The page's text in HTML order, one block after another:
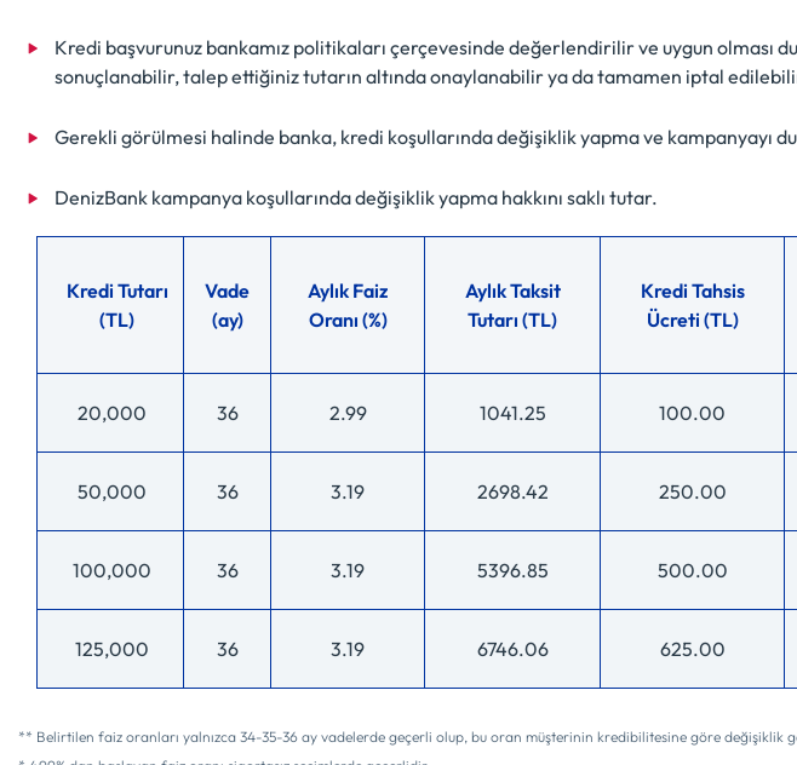
Kredi başvurunuz bankamız politikaları çerçevesinde değerlendirilir ve uygun olması
sonuçlanabilir, talep ettiğiniz tutarın altında onaylanabilir ya da tamamen iptal
Gerekli görülmesi halinde banka, kredi koşullarında değişiklik yapma ve kampanyayı
DenizBank kampanya koşullarında değişiklik yapma hakkını saklı tutar.
Kredi Tutarı
(TL)
Vade
(ay)
Aylık Faiz
Oranı (%)
Aylık Taksit
Tutarı (TL)
Kredi Tahsis
Ücreti (TL)
20,000 36 2.99 1041.25 100.00
50,000 36 3.19 2698.42 250.00
100,000 36 3.19 5396.85 500.00
125,000 36 3.19 6746.06 625.00
** Belirtilen faiz oranları yalnızca 34-35-36 ay vadelerde geçerli olup, bu oran müşterinin kredibilitesine göre değişiklik